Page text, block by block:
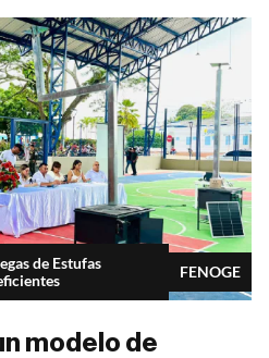
de Estufas
FENOGE
modelo de